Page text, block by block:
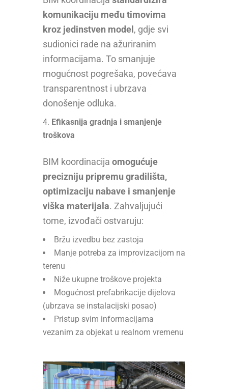
komunikaciju među timovima
kroz jedinstven model , gdje svi
sudionici rade na ažuriranim
informacijama. To smanjuje
mogućnost pogrešaka, povećava
transparentnost i ubrzava
donošenje odluka.
Efikasnija gradnja i smanjenje
troškova
BIM koordinacija omogućuje
precizniju pripremu gradilišta,
optimizaciju nabave i smanjenje
viška materijala. Zahvaljujući
tome, izvođači ostvaruju:
Bržu izvedbu bez zastoja
Manje potreba za improvizacijom na
terenu
Niže ukupne troškove projekta
Mogućnost prefabrikacije dijelova
(ubrzava se instalacijski posao)
Pristup svim informacijama
vezanim za objekat u realnom vremenu